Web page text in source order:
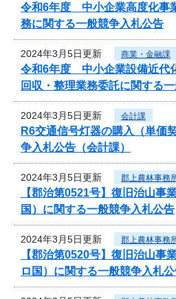
令和6年度 中小企業高度化事
務に関する一般競争入札公告
2024年3月5日更新 商業・金融課
令和6年度 中小企業設備近代
回収・整理業務委託に関する
2024年3月5日更新 会計課
R6交通信号灯器の購入（単価
争入札公告（会計課）
2024年3月5日更新 郡上農林事務
【郡治第0521号】復旧治山
国）に関する一般競争入札公告
2024年3月5日更新 郡上農林事務
【郡治第0520号】復旧治山
ロ国）に関する一般競争入札